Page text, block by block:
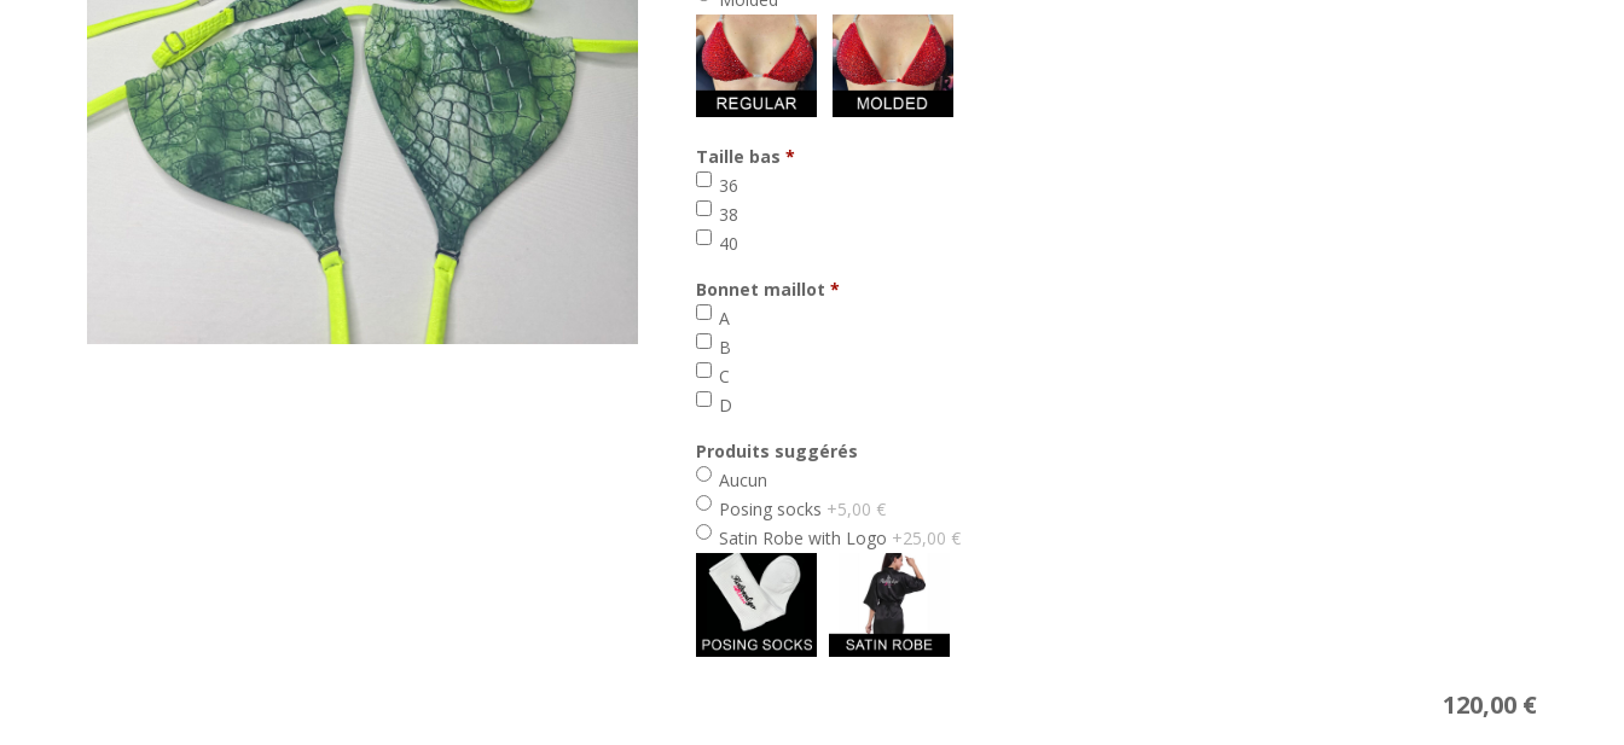
Taille bas *
36
38
40
Bonnet maillot *
A
B
C
D
Produits suggérés
Aucun
Posing socks +5,00 €
Satin Robe with Logo +25,00 €
120,00 €